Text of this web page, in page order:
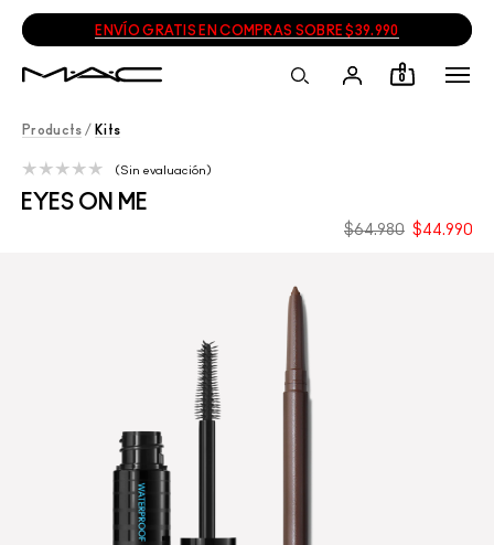
ENVÍO GRATIS EN COMPRAS SOBRE $39.990
0
Products / Kits
EYES ON ME
$64.980 $44.990
Sin evaluación